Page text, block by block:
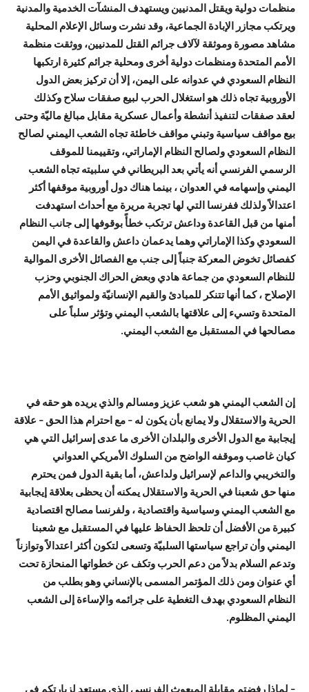
منظمات دولية ويقتل المدنيين ويستهدف المنشآت الخدمية والمدنية
ويرتكب مجازر الإبادة الجماعية، وقد نشرت وسائل الإعلام المحلية
مشاهد مصورة وموثقة لآلاف جرائم القتل للمدنيين، ووثقت منظمة
الأمم المتحدة ومنظمات دولية أخرى ومحلية جرائم كثيرة ارتكبها
النظام السعودي في عدوانه على اليمن، إلا أن تركيز بعض الدول
الأوروبية تجاه ذلك هو استغلال الحرب لبيع صفقات سلاح وكذلك
لعقد صفقات لتنفيذ أنشطة وأعمال عسكرية مقابل مبالغ ماليّة وحتى
بيع مواقف سياسية وتبني مواقف خاطئة تجاه الشعب اليمني لصالح
النظام السعودي ولصالح النظام الإماراتي، وتقييمنا للموقف
الرسمي الفرنسي أنه يأتي بعد البريطاني في سلبيته تجاه الشعب
اليمني وإسهامه في العدوان ، بينما هناك دول أوروبية موقفها أكثر
اعتدالاً ولذلك ففرنسا التي لها تجربة مريرة مع أحداث استهدفت
أمنها من قبل القاعدة وداعش ترتكب خطأً بوقوفها إلى جانب النظام
السعودي وكذا الإماراتي وهما يدعمان داعش والقاعدة في اليمن
كفصائل تخوض المعركة جنباً إلى جنب مع الفصائل الأخرى الموالية
للنظام السعودي من جماعة هادي وبعض الحراك الجنوبي وحزب
الإصلاح ، كما أنها تتنكر للمبادئ والقيم الإنسانيّة ولمواثيق الأمم
المتحدة وتسيء إلى علاقتها بالشعب اليمني وتؤثر سلباً على
مصالحها في المستقبل مع الشعب اليمني.
إن الشعب اليمني هو شعب عزيز ومسالم والذي يريده هو حقه في
الحرية والاستقلال ولا يمانع بأن يكون له – مع احترام هذا الحق – علاقة
إيجابية مع الدول الأخرى والبلدان الأخرى ما عدى إسرائيل التي هي
كيان غاصب وموقفه الواضح من السلوك الأمريكي العدواني
والتخريبي والداعم لإسرائيل ولداعش، أما بقية الدول فمن يحترم
منها حق شعبنا في الحرية والاستقلال يمكنه أن يحظى بعلاقة إيجابية
مع الشعب اليمني وسياسية واقتصادية ، ولفرنسا مصالح اقتصادية
كبيرة من الأفضل أن تلحظ الحفاظ عليها في المستقبل مع شعبنا
اليمني وأن تراجع سياستها السلبيّة وتسعى لتكون أكثر اعتدالاً وتوازناً
وتدعم السلام بدلاً من دعم الحرب وتكف عن خطواتها المنحازة تحت
أي عنوان ومن ذلك المؤتمر المسمى بالإنساني وهو بطلب من
النظام السعودي بهدف التغطية على جرائمه والإساءة إلى الشعب
اليمني المظلوم.